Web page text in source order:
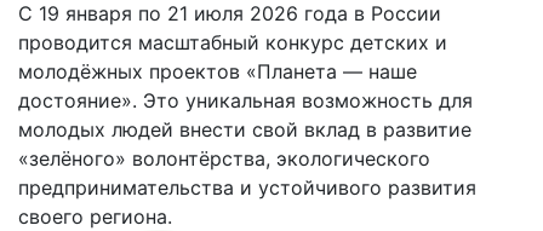
С 19 января по 21 июля 2026 года в России
проводится масштабный конкурс детских и
молодёжных проектов «Планета — наше
достояние». Это уникальная возможность для
молодых людей внести свой вклад в развитие
«зелёного» волонтёрства, экологического
предпринимательства и устойчивого развития
своего региона.